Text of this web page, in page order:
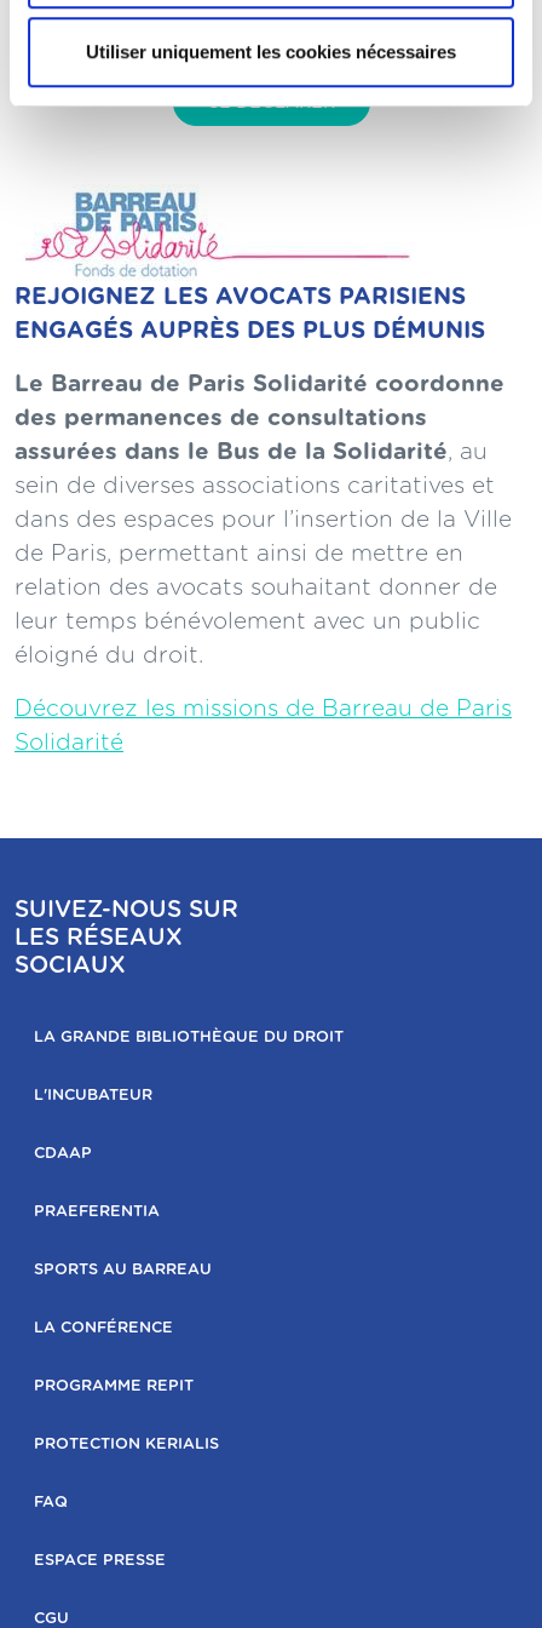
Utiliser uniquement les cookies nécessaires
reconnaissance
SE DÉCLARER
REJOIGNEZ LES AVOCATS PARISIENS
ENGAGÉS AUPRÈS DES PLUS DÉMUNIS
Le Barreau de Paris Solidarité coordonne
des permanences de consultations
assurées dans le Bus de la Solidarité, au
sein de diverses associations caritatives et
dans des espaces pour l’insertion de la Ville
de Paris, permettant ainsi de mettre en
relation des avocats souhaitant donner de
leur temps bénévolement avec un public
éloigné du droit.
Découvrez les missions de Barreau de Paris
Solidarité
SUIVEZ-NOUS SUR
LES RÉSEAUX
SOCIAUX
LA GRANDE BIBLIOTHÈQUE DU DROIT
L'INCUBATEUR
CDAAP
PRAEFERENTIA
SPORTS AU BARREAU
LA CONFÉRENCE
PROGRAMME REPIT
PROTECTION KERIALIS
FAQ
ESPACE PRESSE
CGU